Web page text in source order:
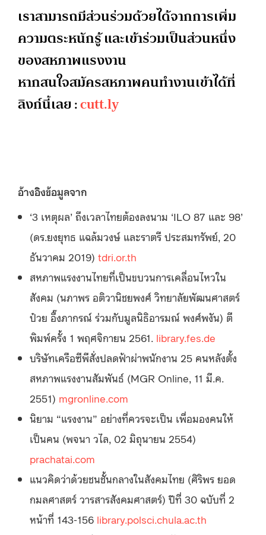
เราสามารถมีส่วนร่วมด้วยได้จากการเพิ่ม
ความตระหนักรู้ และเข้าร่วมเป็นส่วนหนึ่ง
ของสหภาพแรงงาน
หากสนใจสมัครสหภาพคนทำงานเข้าได้ที่
ลิงก์นี้เลย :cutt.ly
อ้างอิงข้อมูลจาก
‘3 เหตุผล’ ถึงเวลาไทยต้องลงนาม ‘ILO 87 และ 98’
(ดร.ยงยุทธ แฉล้มวงษ์ และราตรี ประสมทรัพย์, 20
ธันวาคม 2019) tdri.or.th
สหภาพแรงงานไทยที่เป็นขบวนการเคลื่อนไหวใน
สังคม (นภาพร อติวานิชยพงศ์ วิทยาลัยพัฒนศาสตร์
ป๋วย อึ๊งภากรณ์ ร่วมกับมูลนิธิอารมณ์ พงศ์พงัน) ตี
พิมพ์ครั้ง 1 พฤศจิกายน 2561. library.fes.de
บริษัทเครือซีพีสั่งปลดฟ้าผ่าพนักงาน 25 คนหลังตั้ง
สหภาพแรงงานสัมพันธ์ (MGR Online, 11 มี.ค.
2551) mgronline.com
นิยาม “แรงงาน” อย่างที่ควรจะเป็น เพื่อมองคนให้
เป็นคน (พจนา วไล, 02 มิถุนายน 2554)
prachatai.com
แนวคิดว่าด้วยชนชั้นกลางในสังคมไทย (ศิริพร ยอด
กมลศาสตร์ วารสารสังคมศาสตร์) ปีที่ 30 ฉบับที่ 2
หน้าที่ 143-156 library.polsci.chula.ac.th